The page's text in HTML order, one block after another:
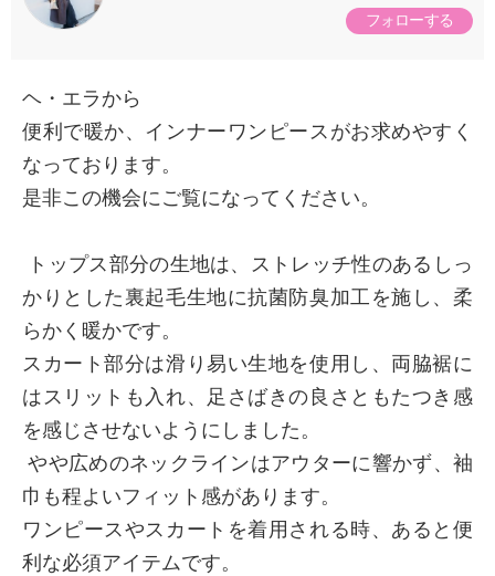
× 商品紹介
フォローする
ヘ・エラから
便利で暖か、インナーワンピースがお求めやすく
なっております。
是非この機会にご覧になってください。
トップス部分の生地は、ストレッチ性のあるしっ
かりとした裏起毛生地に抗菌防臭加工を施し、柔
らかく暖かです。
スカート部分は滑り易い生地を使用し、両脇裾に
はスリットも入れ、足さばきの良さともたつき感
を感じさせないようにしました。
やや広めのネックラインはアウターに響かず、袖
巾も程よいフィット感があります。
ワンピースやスカートを着用される時、あると便
利な必須アイテムです。